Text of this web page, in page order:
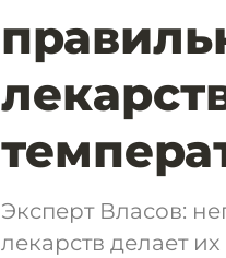
Эксперт Власов:
лекарств делает